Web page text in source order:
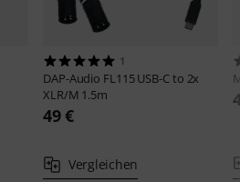
1
DAP-Audio FL115 USB-C to 2x
XLR/M 1.5m
49 €
Vergleichen